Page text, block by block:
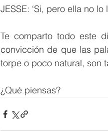
JESSE: ‘Si, pero ella no
Te comparto todo este
convicción de que las
torpe o poco natural, son
¿Qué piensas?